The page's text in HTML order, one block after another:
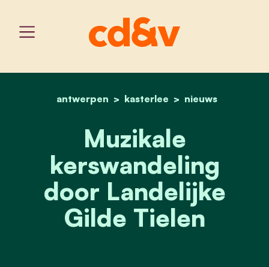
home
antwerpen kasterlee nieuws
muzikale kerswandeling
Muzikale
kerswandeling
door Landelijke
Gilde Tielen